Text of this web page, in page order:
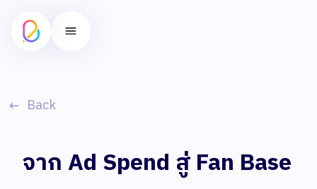
Back
จาก Ad Spend สู่ Fan Base